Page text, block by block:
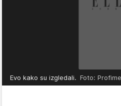
Evo kako su izgledali. Foto: